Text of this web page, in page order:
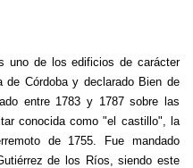
uno de los edificios de carácter
Córdoba y declarado Bien de
entre 1783 y 1787 sobre las
conocida como "el castillo", la
de 1755. Fue mandado
de los Ríos, siendo este